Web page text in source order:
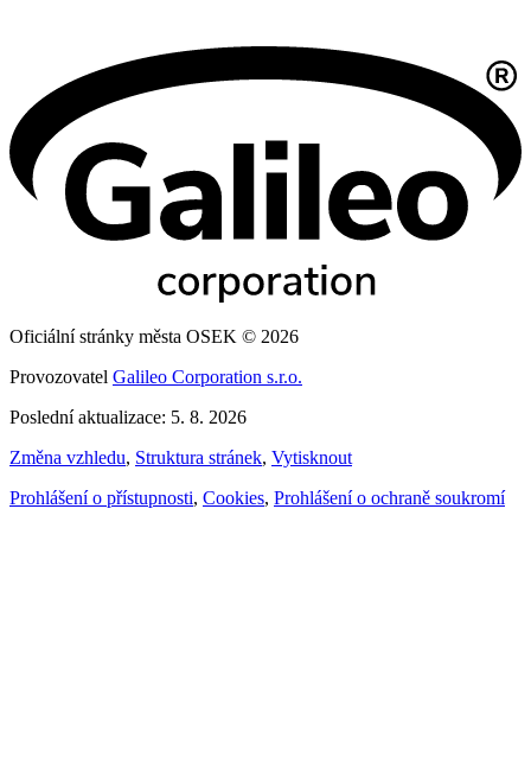
Oficiální stránky města OSEK © 2026
Provozovatel Galileo Corporation s.r.o.
Poslední aktualizace: 5. 8. 2026
Změna vzhledu, Struktura stránek, Vytisknout
Prohlášení o přístupnosti, Cookies, Prohlášení o ochraně soukromí